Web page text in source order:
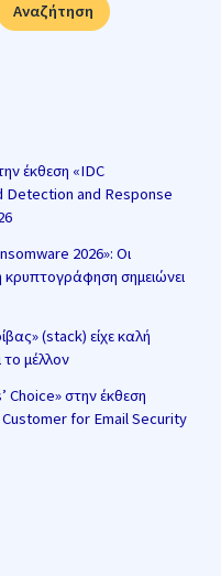
Αναζήτηση
έκθεση «IDC
Detection and Response
2026»: Οι
σημειώνει
(stack) είχε καλή
το μέλλον
στην έκθεση
for Email Security